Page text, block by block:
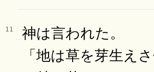
11
神は言われた。
「地は草を芽生え